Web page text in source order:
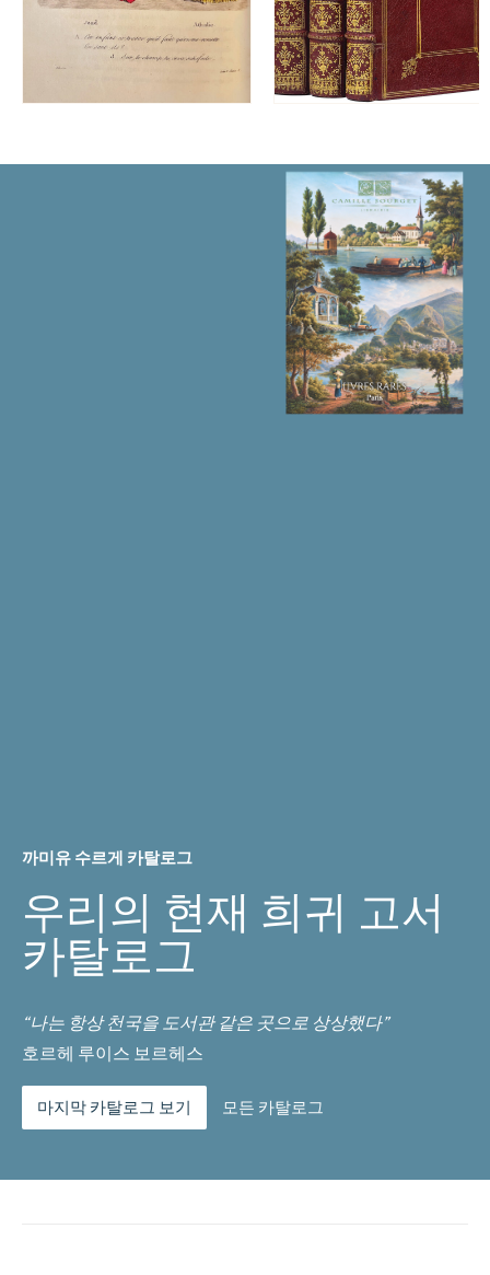
까미유 수르게 카탈로그
우리의 현재 희귀 고서
카탈로그
“나는 항상 천국을 도서관 같은 곳으로 상상했다”
호르헤 루이스 보르헤스
마지막 카탈로그 보기 모든 카탈로그